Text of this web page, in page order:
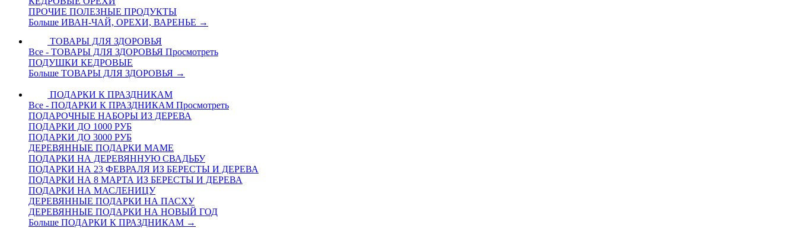
ПРОЧИЕ ПОЛЕЗНЫЕ ПРОДУКТЫ
Больше ИВАН-ЧАЙ, ОРЕХИ, ВАРЕНЬЕ →
ТОВАРЫ ДЛЯ ЗДОРОВЬЯ
Все - ТОВАРЫ ДЛЯ ЗДОРОВЬЯ Просмотреть
ПОДУШКИ КЕДРОВЫЕ
Больше ТОВАРЫ ДЛЯ ЗДОРОВЬЯ →
ПОДАРКИ К ПРАЗДНИКАМ
Все - ПОДАРКИ К ПРАЗДНИКАМ Просмотреть
ПОДАРОЧНЫЕ НАБОРЫ ИЗ ДЕРЕВА
ПОДАРКИ ДО 1000 РУБ
ПОДАРКИ ДО 3000 РУБ
ДЕРЕВЯННЫЕ ПОДАРКИ МАМЕ
ПОДАРКИ НА ДЕРЕВЯННУЮ СВАДЬБУ
ПОДАРКИ НА 23 ФЕВРАЛЯ ИЗ БЕРЕСТЫ И ДЕРЕВА
ПОДАРКИ НА 8 МАРТА ИЗ БЕРЕСТЫ И ДЕРЕВА
ПОДАРКИ НА МАСЛЕНИЦУ
ДЕРЕВЯННЫЕ ПОДАРКИ НА ПАСХУ
ДЕРЕВЯННЫЕ ПОДАРКИ НА НОВЫЙ ГОД
Больше ПОДАРКИ К ПРАЗДНИКАМ →